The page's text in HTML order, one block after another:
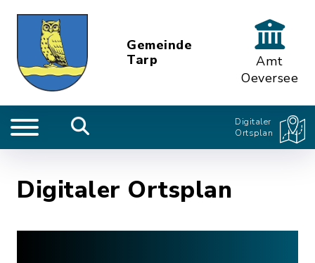
Gemeinde
Tarp
Amt
Oeversee
Digitaler
Ortsplan
Digitaler Ortsplan